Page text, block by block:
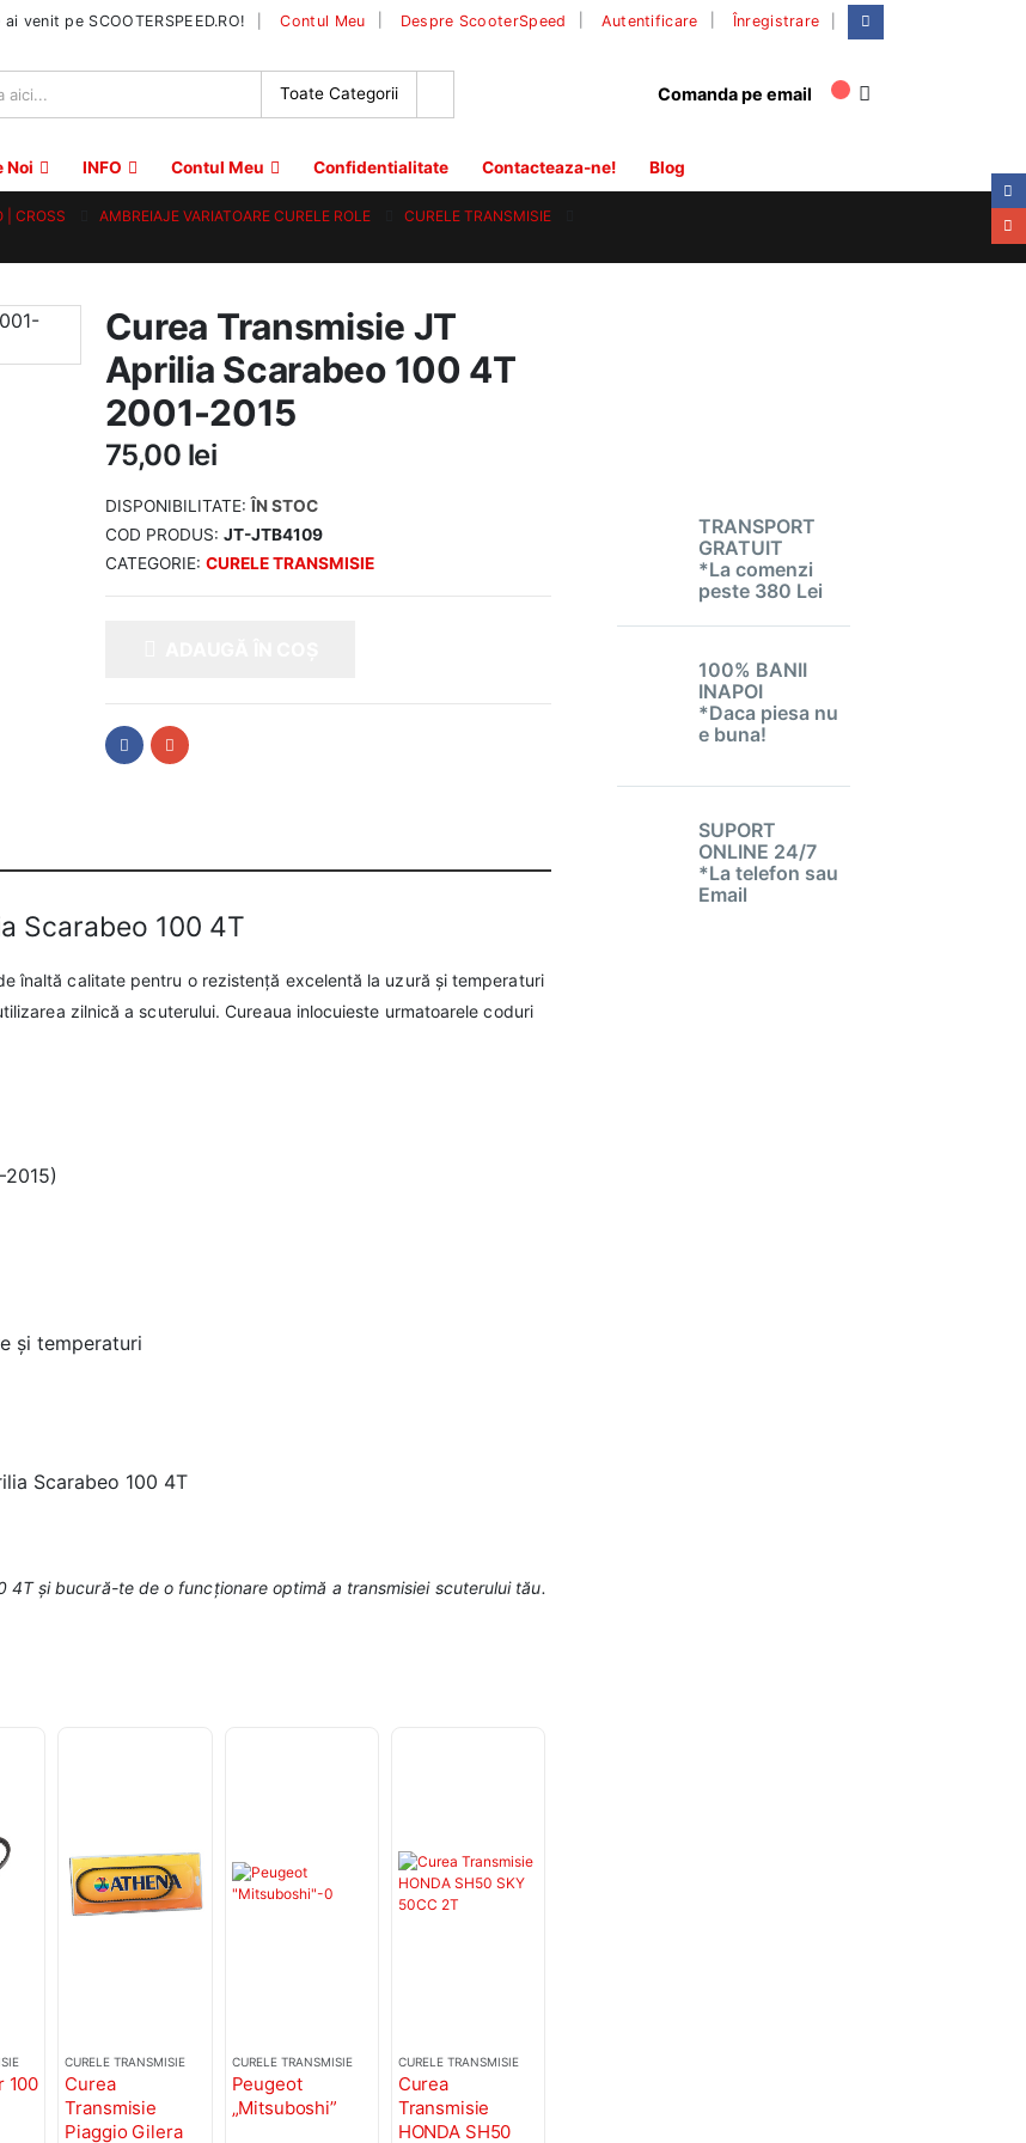
ai venit pe SCOOTERSPEED.RO! Contul Meu Despre ScooterSpeed Autentificare Înregistrare
Comanda pe email
Noi INFO Contul Meu Confidentialitate Contacteaza-ne! Blog
| CROSS AMBREIAJE VARIATOARE CURELE ROLE
CURELE TRANSMISIE
Curea Transmisie JT
Aprilia Scarabeo 100 4T
2001-2015
75,00 lei
DISPONIBILITATE: ÎN STOC
COD PRODUS: JT-JTB4109
CATEGORIE: CURELE TRANSMISIE
Scarabeo 100 4T
înaltă calitate pentru o rezistență excelentă la uzură și temperaturi
zilnică a scuterului. Cureaua inlocuieste urmatoarele coduri
și temperaturi
Scarabeo 100 4T
4T și bucură-te de o funcționare optimă a transmisiei scuterului tău.
100
CURELE TRANSMISIE
Curea
Transmisie
Piaggio Gilera
CURELE TRANSMISIE
Peugeot
„Mitsuboshi”
CURELE TRANSMISIE
Curea
Transmisie
HONDA SH50
TRANSPORT
GRATUIT
*La comenzi
peste 380 Lei
100% BANII
INAPOI
*Daca piesa nu
e buna!
SUPORT
ONLINE 24/7
*La telefon sau
Email